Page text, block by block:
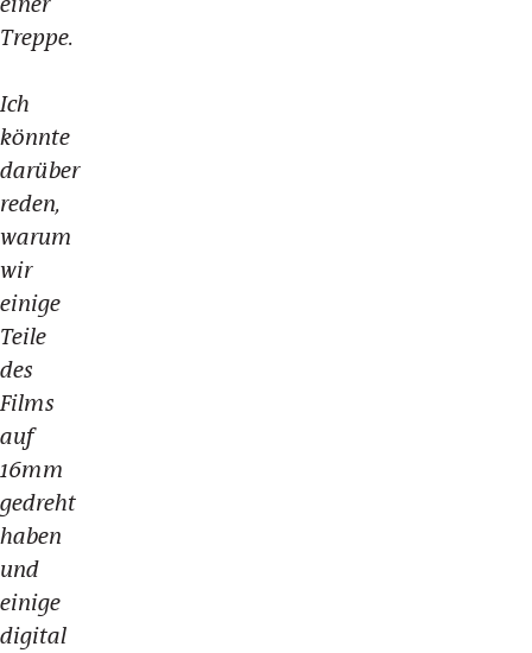
Treppe.
Ich
könnte
darüber
reden,
warum
wir
einige
Teile
des
Films
auf
16mm
gedreht
haben
und
einige
digital